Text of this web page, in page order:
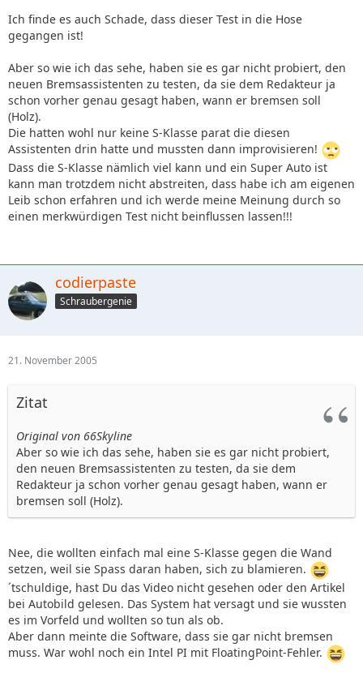
Ich finde es auch Schade, dass dieser Test in die Hose
gegangen ist!
Aber so wie ich das sehe, haben sie es gar nicht probiert, den
neuen Bremsassistenten zu testen, da sie dem Redakteur ja
schon vorher genau gesagt haben, wann er bremsen soll
(Holz).
Die hatten wohl nur keine S-Klasse parat die diesen
Assistenten drin hatte und mussten dann improvisieren!
Dass die S-Klasse nämlich viel kann und ein Super Auto ist
kann man trotzdem nicht abstreiten, dass habe ich am eigenen
Leib schon erfahren und ich werde meine Meinung durch so
einen merkwürdigen Test nicht beinflussen lassen!!!
codierpaste
Schraubergenie
21. November 2005
Zitat
Original von 66Skyline
Aber so wie ich das sehe, haben sie es gar nicht probiert,
den neuen Bremsassistenten zu testen, da sie dem
Redakteur ja schon vorher genau gesagt haben, wann er
bremsen soll (Holz).
Nee, die wollten einfach mal eine S-Klasse gegen die Wand
setzen, weil sie Spass daran haben, sich zu blamieren.
´tschuldige, hast Du das Video nicht gesehen oder den Artikel
bei Autobild gelesen. Das System hat versagt und sie wussten
es im Vorfeld und wollten so tun als ob.
Aber dann meinte die Software, dass sie gar nicht bremsen
muss. War wohl noch ein Intel PI mit FloatingPoint-Fehler.